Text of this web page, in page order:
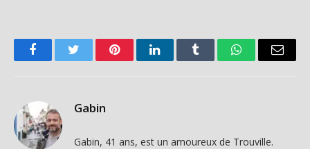
FacebookTwitter PinterestLinkedInTumblr WhatsAppEmail
Gabin
Gabin, 41 ans, est un amoureux de Trouville.